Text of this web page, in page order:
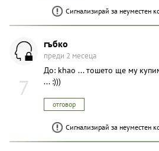
Сигнализирай за неуместен
7
гъбко
преди 2 месеца
До: khao ... тошето ще му
... :)))
отговор
Сигнализирай за неуместен